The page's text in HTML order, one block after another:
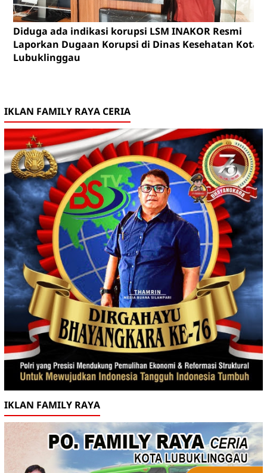
Diduga ada indikasi korupsi LSM INAKOR Resmi
Laporkan Dugaan Korupsi di Dinas Kesehatan Kota
Lubuklinggau
IKLAN FAMILY RAYA CERIA
IKLAN FAMILY RAYA